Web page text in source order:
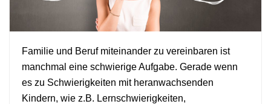
+
Familie und Beruf miteinander zu vereinbaren ist
manchmal eine schwierige Aufgabe. Gerade wenn
es zu Schwierigkeiten mit heranwachsenden
Kindern, wie z.B. Lernschwierigkeiten,